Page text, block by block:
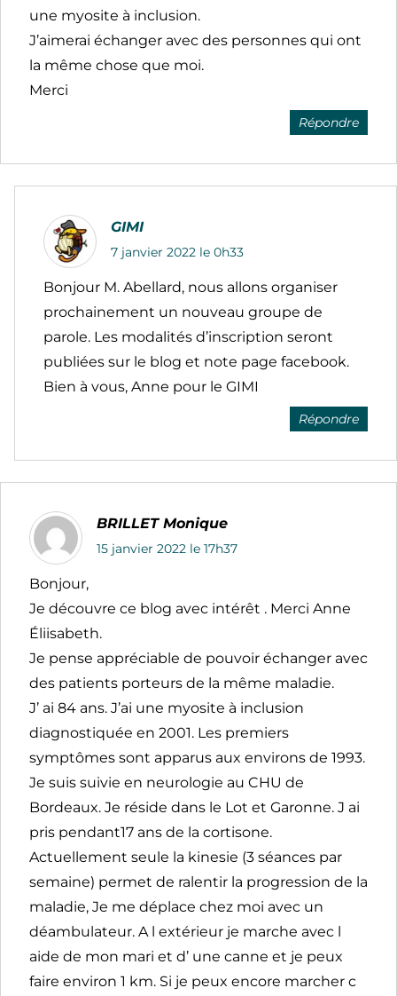
une myosite à inclusion.
J’aimerai échanger avec des personnes qui ont
la même chose que moi.
Merci
Répondre
GIMI
7 janvier 2022 le 0h33
Bonjour M. Abellard, nous allons organiser
prochainement un nouveau groupe de
parole. Les modalités d’inscription seront
publiées sur le blog et note page facebook.
Bien à vous, Anne pour le GIMI
Répondre
BRILLET Monique
15 janvier 2022 le 17h37
Bonjour,
Je découvre ce blog avec intérêt . Merci Anne
Éliisabeth.
Je pense appréciable de pouvoir échanger avec
des patients porteurs de la même maladie.
J’ ai 84 ans. J’ai une myosite à inclusion
diagnostiquée en 2001. Les premiers
symptômes sont apparus aux environs de 1993.
Je suis suivie en neurologie au CHU de
Bordeaux. Je réside dans le Lot et Garonne. J ai
pris pendant17 ans de la cortisone.
Actuellement seule la kinesie (3 séances par
semaine) permet de ralentir la progression de la
maladie, Je me déplace chez moi avec un
déambulateur. A l extérieur je marche avec l
aide de mon mari et d’ une canne et je peux
faire environ 1 km. Si je peux encore marcher c